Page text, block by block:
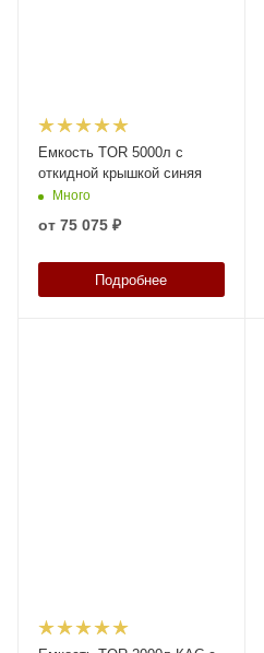
Емкость TOR 5000л с
откидной крышкой синяя
Много
от 75 075 ₽
Подробнее